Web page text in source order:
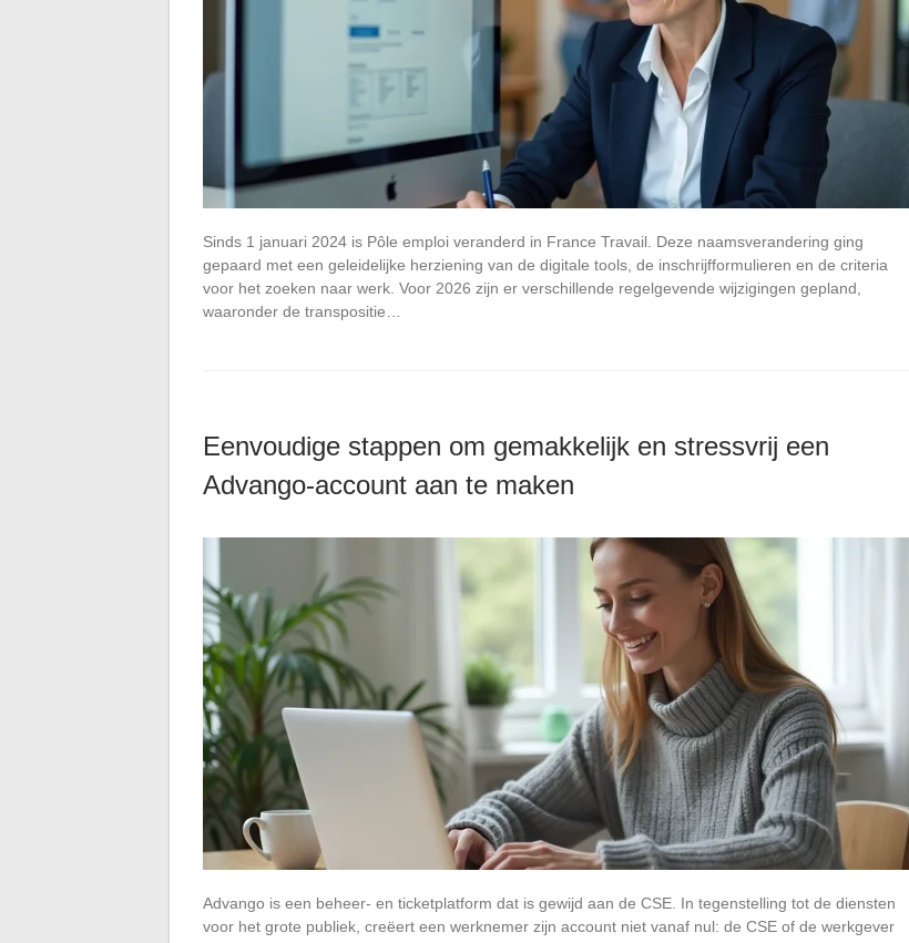
Sinds 1 januari 2024 is Pôle emploi veranderd in France Travail. Deze naamsverandering ging
gepaard met een geleidelijke herziening van de digitale tools, de inschrijfformulieren en de criteria
voor het zoeken naar werk. Voor 2026 zijn er verschillende regelgevende wijzigingen gepland,
waaronder de transpositie…
Eenvoudige stappen om gemakkelijk en stressvrij een
Advango-account aan te maken
Advango is een beheer- en ticketplatform dat is gewijd aan de CSE. In tegenstelling tot de diensten
voor het grote publiek, creëert een werknemer zijn account niet vanaf nul: de CSE of de werkgever